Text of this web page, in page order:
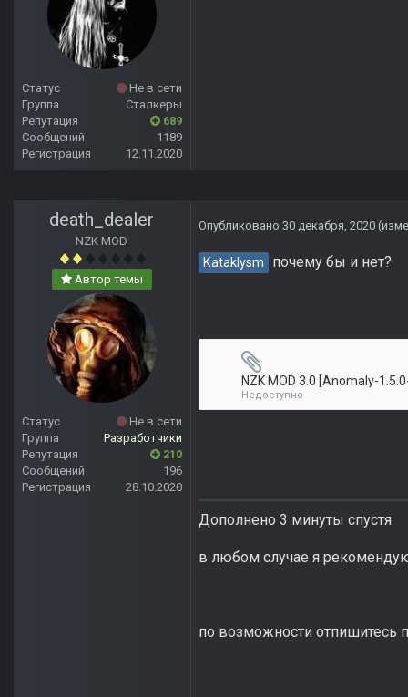
Статус
Не в сети
Группа
Сталкеры
Репутация
689
Сообщений
1189
Регистрация
12.11.2020
death_dealer
NZK MOD
Автор темы
Статус
Не в сети
Группа
Разработчики
Репутация
210
Сообщений
196
Регистрация
28.10.2020
Опубликовано 30 декабря, 2020
Kataklysm почему бы и нет?
Недоступно
Дополнено 3 минуты спустя
в любом случае я
по возможности отпишитесь